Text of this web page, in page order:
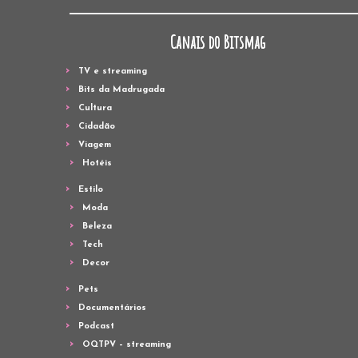
Canais do Bitsmag
TV e streaming
Bits da Madrugada
Cultura
Cidadão
Viagem
Hotéis
Estilo
Moda
Beleza
Tech
Decor
Pets
Documentários
Podcast
OQTPV – streaming